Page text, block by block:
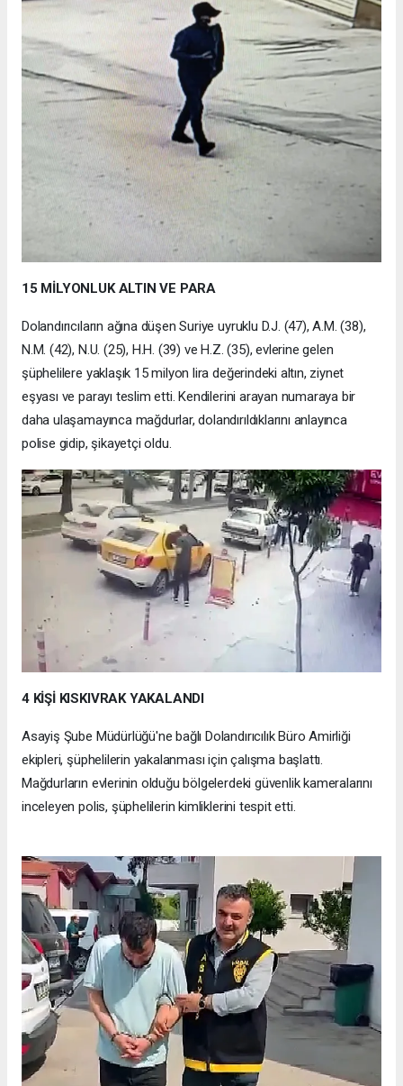
15 MİLYONLUK ALTIN VE PARA
Dolandırıcıların ağına düşen Suriye uyruklu D.J. (47), A.M. (38),
N.M. (42), N.U. (25), H.H. (39) ve H.Z. (35), evlerine gelen
şüphelilere yaklaşık 15 milyon lira değerindeki altın, ziynet
eşyası ve parayı teslim etti. Kendilerini arayan numaraya bir
daha ulaşamayınca mağdurlar, dolandırıldıklarını anlayınca
polise gidip, şikayetçi oldu.
4 KİŞİ KISKIVRAK YAKALANDI
Asayiş Şube Müdürlüğü'ne bağlı Dolandırıcılık Büro Amirliği
ekipleri, şüphelilerin yakalanması için çalışma başlattı.
Mağdurların evlerinin olduğu bölgelerdeki güvenlik kameralarını
inceleyen polis, şüphelilerin kimliklerini tespit etti.